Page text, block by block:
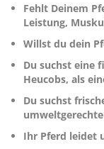
Fehlt Deinem
Leistung,
Willst du dein
Du suchst eine
Heucobs, als
Du suchst
Ihr Pferd leidet